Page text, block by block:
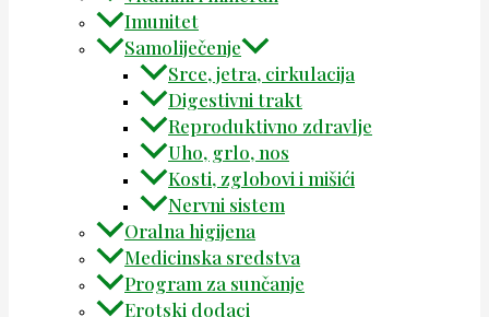
Imunitet
Samoliječenje
Srce, jetra, cirkulacija
Digestivni trakt
Reproduktivno zdravlje
Uho, grlo, nos
Kosti, zglobovi i mišići
Nervni sistem
Oralna higijena
Medicinska sredstva
Program za sunčanje
Erotski dodaci